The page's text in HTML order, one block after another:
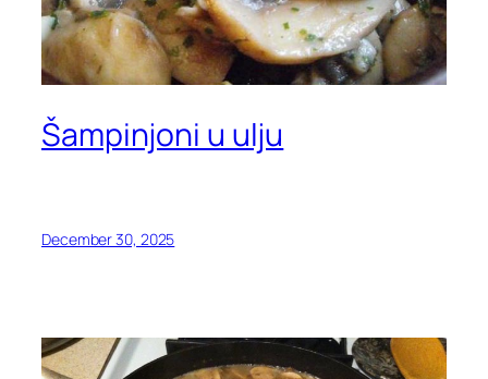
Šampinjoni u ulju
December 30, 2025